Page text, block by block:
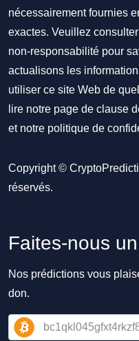
nécessairement fournies
exactes. Veuillez
non-responsabilité pour
actualisons les
utiliser ce site Web de
lire notre page de clause
et notre politique de
Copyright ©
réservés.
Faites-nous
Nos prédictions vous
don.